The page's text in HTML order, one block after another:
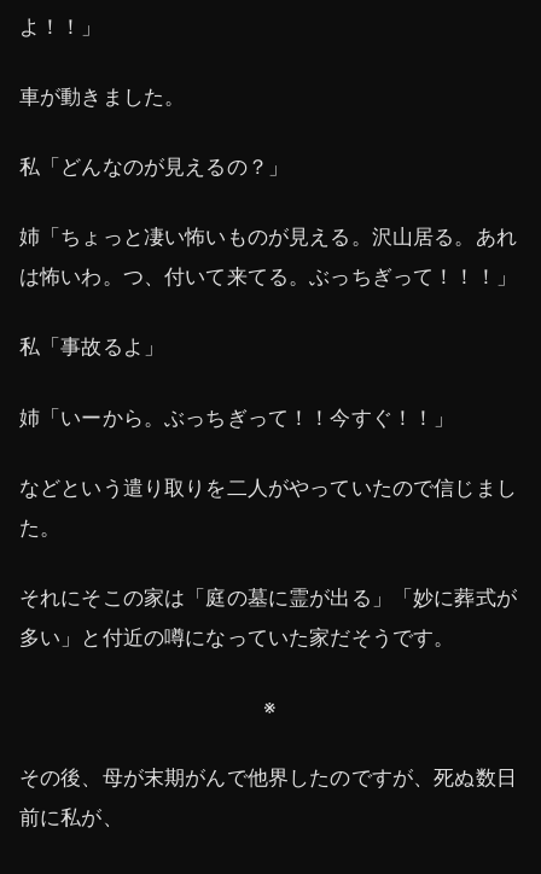
よ！！」
車が動きました。
私「どんなのが見えるの？」
姉「ちょっと凄い怖いものが見える。沢山居る。あれ
は怖いわ。つ、付いて来てる。ぶっちぎって！！！」
私「事故るよ」
姉「いーから。ぶっちぎって！！今すぐ！！」
などという遣り取りを二人がやっていたので信じまし
た。
それにそこの家は「庭の墓に霊が出る」「妙に葬式が
多い」と付近の噂になっていた家だそうです。
※
その後、母が末期がんで他界したのですが、死ぬ数日
前に私が、